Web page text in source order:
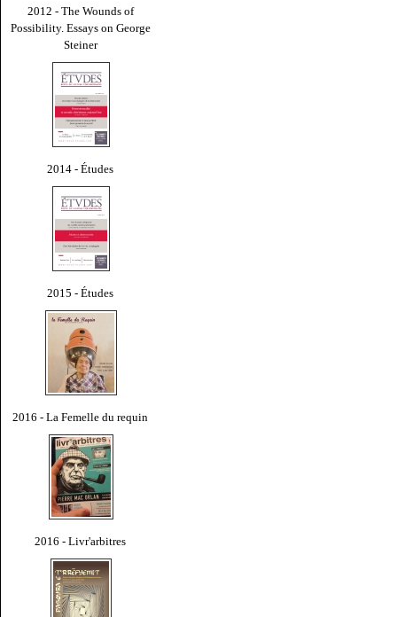
2012 - The Wounds of
Possibility. Essays on George
Steiner
2014 - Études
2015 - Études
2016 - La Femelle du requin
2016 - Livr'arbitres